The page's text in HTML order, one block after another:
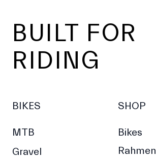
BUILT FOR
RIDING
BIKES
MTB
Gravel
SHOP
Bikes
Rahmen